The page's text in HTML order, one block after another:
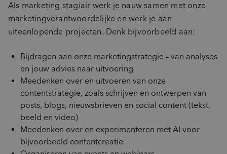
Als marketing stagiair werk je nauw samen met onze
marketingverantwoordelijke en werk je aan
uiteenlopende projecten. Denk bijvoorbeeld aan:
Bijdragen aan onze marketingstrategie – van analyses
en jouw advies naar uitvoering
Meedenken over en uitvoeren van onze
contentstrategie, zoals schrijven en ontwerpen van
posts, blogs, nieuwsbrieven en social content (tekst,
beeld en video)
Meedenken over en experimenteren met AI voor
bijvoorbeeld contentcreatie